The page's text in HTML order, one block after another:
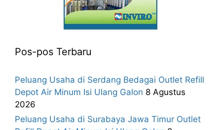
Pos-pos Terbaru
Peluang Usaha di Serdang Bedagai Outlet Refill
Depot Air Minum Isi Ulang Galon 8 Agustus
2026
Peluang Usaha di Surabaya Jawa Timur Outlet